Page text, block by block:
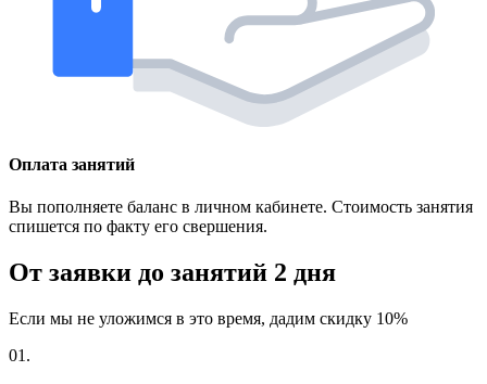
Оплата занятий
Вы пополняете баланс в личном кабинете. Стоимость занятия
спишется по факту его свершения.
От заявки до занятий 2 дня
Если мы не уложимся в это время, дадим скидку 10%
01.